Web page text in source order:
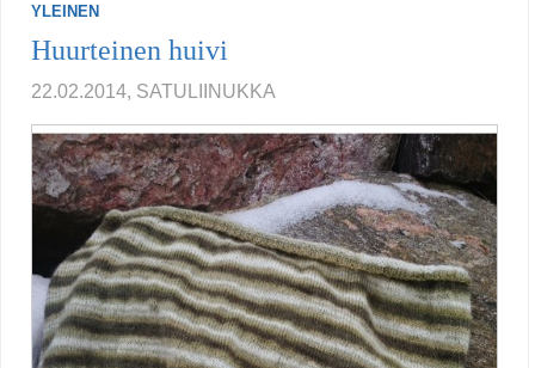
YLEINEN
Huurteinen huivi
22.02.2014, SATULIINUKKA